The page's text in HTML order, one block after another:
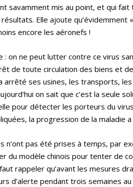
savamment mis au point, et qui fait
Elle ajoute qu’évidemment
encore les aéronefs !
: on ne peut lutter contre ce virus
de toute circulation des biens et
arrêté ses usines, les transports,
on sait que c’est la seule
pour détecter les porteurs du
la progression de la maladie
n’ont pas été prises à temps, par
du modèle chinois pour tenter de
rappeler qu’avant les mesures
d’alerte pendant trois semaines